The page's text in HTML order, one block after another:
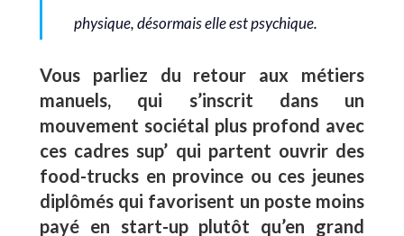
physique, désormais elle est psychique.
Vous parliez du retour aux métiers
manuels, qui s’inscrit dans un
mouvement sociétal plus profond avec
ces cadres sup’ qui partent ouvrir des
food-trucks en province ou ces jeunes
diplômés qui favorisent un poste moins
payé en start-up plutôt qu’en grand